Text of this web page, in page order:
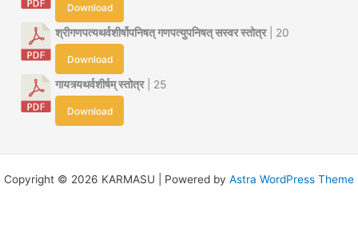
Download
श्रीगणपत्यथर्वशीर्षोपनिषत् गणपत्युपनिषत् सस्वर स्तोत्र| 20
Download
गायत्र्यथर्वशीर्षम् स्तोत्र| 25
Download
Copyright © 2026 KARMASU | Powered by Astra WordPress Theme